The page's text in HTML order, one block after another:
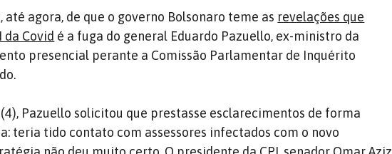
até agora, de que o governo Bolsonaro teme as revelações que
da Covid é a fuga do general Eduardo Pazuello, ex-ministro da
presencial perante a Comissão Parlamentar de Inquérito
Pazuello solicitou que prestasse esclarecimentos de forma
teria tido contato com assessores infectados com o novo